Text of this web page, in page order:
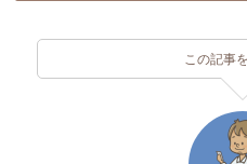
この記事